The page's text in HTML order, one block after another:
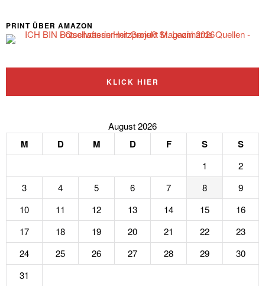
PRINT ÜBER AMAZON
KLICK HIER
August 2026
M D M D F S S
1
2
3
4 5 6 7 8
9
10
11 12 13 14 15
16
17
18 19 20 21 22
23
24
25 26 27 28 29
30
31